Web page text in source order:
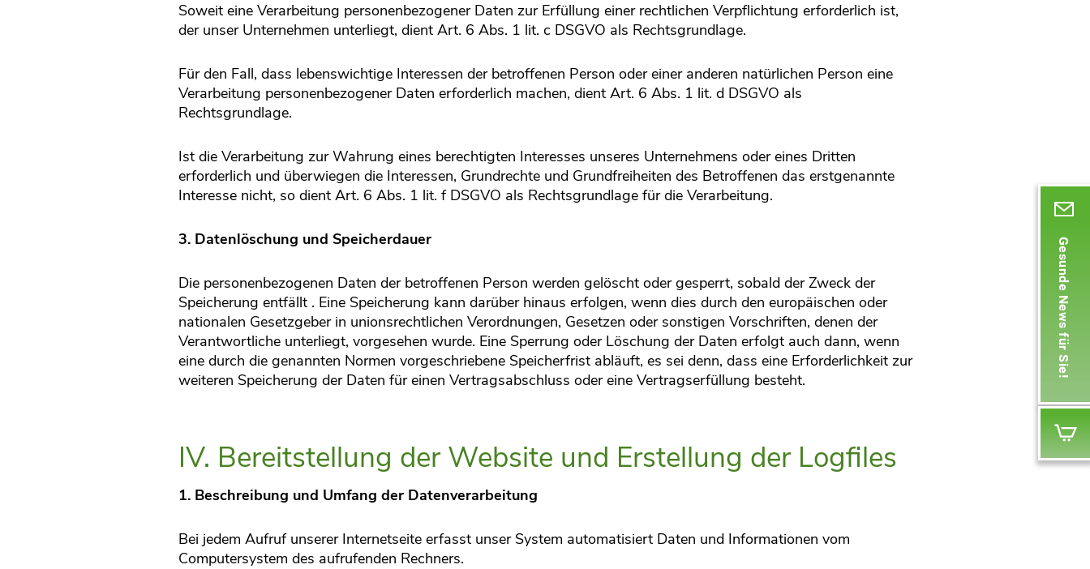
Gesunde News für Sie!
Soweit eine Verarbeitung personenbezogener Daten zur Erfüllung einer rechtlichen Verpflichtung erforderlich ist,
der unser Unternehmen unterliegt, dient Art. 6 Abs. 1 lit. c DSGVO als Rechtsgrundlage.
Für den Fall, dass lebenswichtige Interessen der betroffenen Person oder einer anderen natürlichen Person eine
Verarbeitung personenbezogener Daten erforderlich machen, dient Art. 6 Abs. 1 lit. d DSGVO als
Rechtsgrundlage.
Ist die Verarbeitung zur Wahrung eines berechtigten Interesses unseres Unternehmens oder eines Dritten
erforderlich und überwiegen die Interessen, Grundrechte und Grundfreiheiten des Betroffenen das erstgenannte
Interesse nicht, so dient Art. 6 Abs. 1 lit. f DSGVO als Rechtsgrundlage für die Verarbeitung.
3. Datenlöschung und Speicherdauer
Die personenbezogenen Daten der betroffenen Person werden gelöscht oder gesperrt, sobald der Zweck der
Speicherung entfällt . Eine Speicherung kann darüber hinaus erfolgen, wenn dies durch den europäischen oder
nationalen Gesetzgeber in unionsrechtlichen Verordnungen, Gesetzen oder sonstigen Vorschriften, denen der
Verantwortliche unterliegt, vorgesehen wurde. Eine Sperrung oder Löschung der Daten erfolgt auch dann, wenn
eine durch die genannten Normen vorgeschriebene Speicherfrist abläuft, es sei denn, dass eine Erforderlichkeit zur
weiteren Speicherung der Daten für einen Vertragsabschluss oder eine Vertragserfüllung besteht.
IV. Bereitstellung der Website und Erstellung der Logfiles
1. Beschreibung und Umfang der Datenverarbeitung
Bei jedem Aufruf unserer Internetseite erfasst unser System automatisiert Daten und Informationen vom
Computersystem des aufrufenden Rechners.